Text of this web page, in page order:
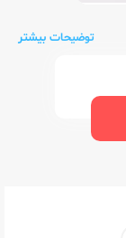
توضیحات بیشتر